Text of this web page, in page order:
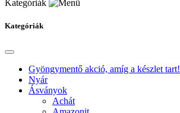
Kategóriák
Kategóriák
Gyöngymentő akció, amíg a készlet tart!
Nyár
Ásványok
Achát